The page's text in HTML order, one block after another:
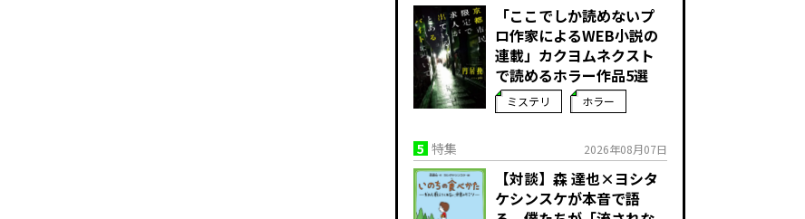
「ここでしか読めないプ
ロ作家によるWEB小説の
連載」――カクヨムネクスト
で読めるホラー作品5選
ミステリ ホラー
5 特集 2026年08月07日
【対談】森 達也×ヨシタ
ケシンスケが本音で語